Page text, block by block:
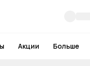
Акции Больше